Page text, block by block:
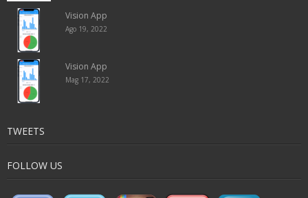
Vision App
Ago 19, 2022
Vision App
Mag 17, 2022
TWEETS
FOLLOW US